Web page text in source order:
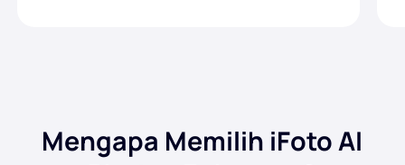
Mengapa Memilih iFoto AI